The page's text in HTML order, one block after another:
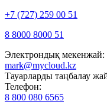
+7 (727) 259 00 51
8 8000 8000 51
Электрондық мекенжай:
mark@mycloud.kz
Тауарларды таңбалау
Телефон:
8 800 080 6565